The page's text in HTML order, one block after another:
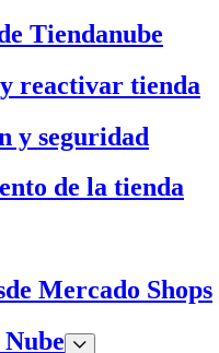
Tiendanube
reactivar tienda
y seguridad
de la tienda
Mercado Shops